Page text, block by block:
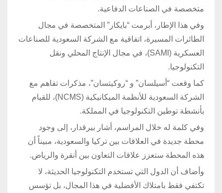
متخصصة في الصناعات الدفاعية.
وفي هذا الإطار، أبرمت “بايكار” المتخصصة في مجال
الطائرات المسيرة، اتفاقية مع الشركة السعودية للصناعات
العسكرية (SAMI)، في مجال الإنتاج المحلي ونقل
التكنولوجيا.
كما وقعت “أسيلسان” و “روكيتسان”، مذكرات تفاهم مع
الشركة السعودية للأنظمة الميكانيكية (NCMS)، للقيام
بأنشطة توطين التكنولوجيا في المملكة.
وفي كلمة له خلال المراسم، أشار بيرقدار، إلى وجود
محطة جديدة في العلاقات بين تركيا والسعودية، مبيناً أن
هذه المحطة ستعزز علاقات التعاون بين أنقرة والرياض.
وأضاف أن الدول التي تستخدم التكنولوجيا الحديثة، لا
تكتفي فقط بامتلاك الأفضلية في هذا المجال، بل تؤسس